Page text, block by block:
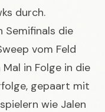
durch.
Semifinals die
vom Feld
in Folge in die
gepaart mit
wie Jalen